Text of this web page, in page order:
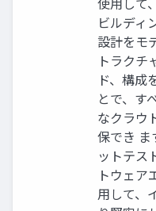
ビルディ
設計をモ
トラクチ
ド、構成
とで、す
なクラウ
保でき ま
ットテス
トウェア
用して、